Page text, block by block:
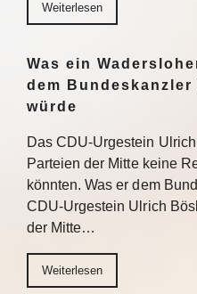
Weiterlesen
Was ein
dem
würde
Das CDU-Urgestein
Parteien der Mitte keine
könnten. Was er dem
CDU-Urgestein Ulrich
der Mitte…
Weiterlesen